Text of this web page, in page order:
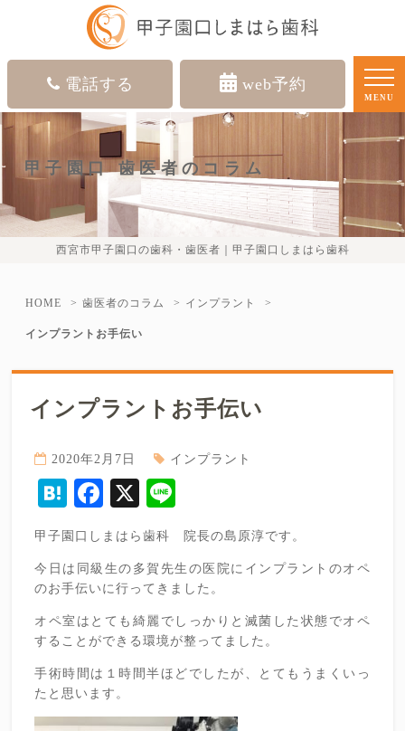
電話する web予約
MENU
甲子園口 歯医者のコラム
西宮市甲子園口の歯科・歯医者｜甲子園口しまはら歯科
HOME 歯医者のコラム インプラント
インプラントお手伝い
インプラントお手伝い
2020年2月7日 インプラント
HatenaFacebook
X
甲子園口しまはら歯科 院長の島原淳です。
今日は同級生の多賀先生の医院にインプラントのオペ
のお手伝いに行ってきました。
オペ室はとても綺麗でしっかりと滅菌した状態でオペ
することができる環境が整ってました。
手術時間は１時間半ほどでしたが、とてもうまくいっ
たと思います。